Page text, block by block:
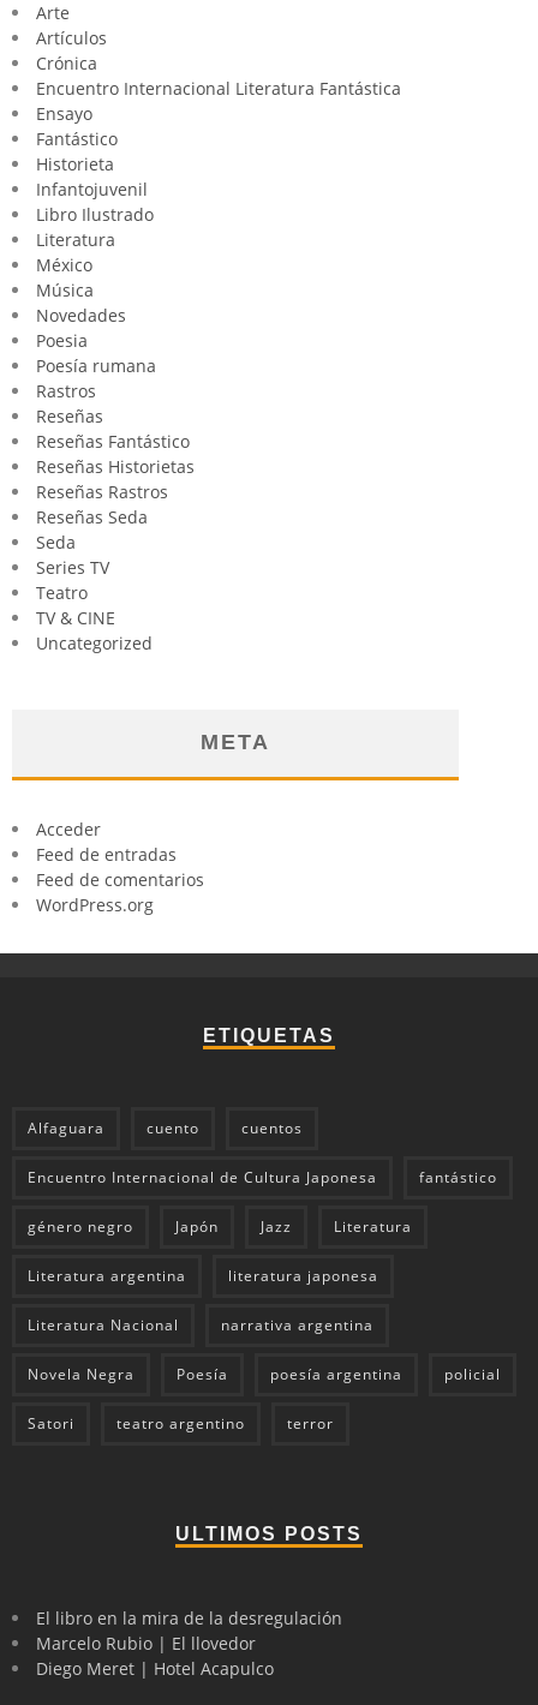
Arte
Artículos
Crónica
Encuentro Internacional Literatura Fantástica
Ensayo
Fantástico
Historieta
Infantojuvenil
Libro Ilustrado
Literatura
México
Música
Novedades
Poesia
Poesía rumana
Rastros
Reseñas
Reseñas Fantástico
Reseñas Historietas
Reseñas Rastros
Reseñas Seda
Seda
Series TV
Teatro
TV & CINE
Uncategorized
META
Acceder
Feed de entradas
Feed de comentarios
WordPress.org
ETIQUETAS
Alfaguara cuento cuentos
Encuentro Internacional de Cultura Japonesa fantástico
género negro Japón Jazz Literatura
Literatura argentina literatura japonesa
Literatura Nacional narrativa argentina
Novela Negra Poesía poesía argentina policial
Satori teatro argentino terror
ULTIMOS POSTS
El libro en la mira de la desregulación
Marcelo Rubio | El llovedor
Diego Meret | Hotel Acapulco